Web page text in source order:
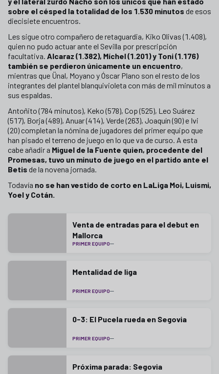
sobre el césped la totalidad de los 1.530 minutos de esos
diecisiete encuentros.
Les sigue otro compañero de retaguardia, Kiko Olivas (1.408),
quien no pudo actuar ante el Sevilla por prescripción
facultativa. Alcaraz (1.382), Míchel (1.201) y Toni (1.176)
también se perdieron únicamente un encuentro,
mientras que Ünal, Moyano y Óscar Plano son el resto de los
integrantes del plantel blanquivioleta con más de mil minutos a
sus espaldas.
Antoñito (784 minutos), Keko (578), Cop (525), Leo Suárez
(517), Borja (489), Anuar (414), Verde (263), Joaquín (90) e Ivi
(20) completan la nómina de jugadores del primer equipo que
han pisado el terreno de juego en lo que va de curso. A esta
cabe añadir a Miguel de la Fuente quien, procedente del
Promesas, tuvo un minuto de juego en el partido ante el
Betis de la novena jornada.
Todavía no se han vestido de corto en LaLiga Moi, Luismi,
Yoel y Cotán.
Venta de entradas para el debut en
Mallorca
PRIMER EQUIPO
Mentalidad de liga
PRIMER EQUIPO
0-3: El Pucela rueda en Segovia
PRIMER EQUIPO
Próxima parada: Segovia